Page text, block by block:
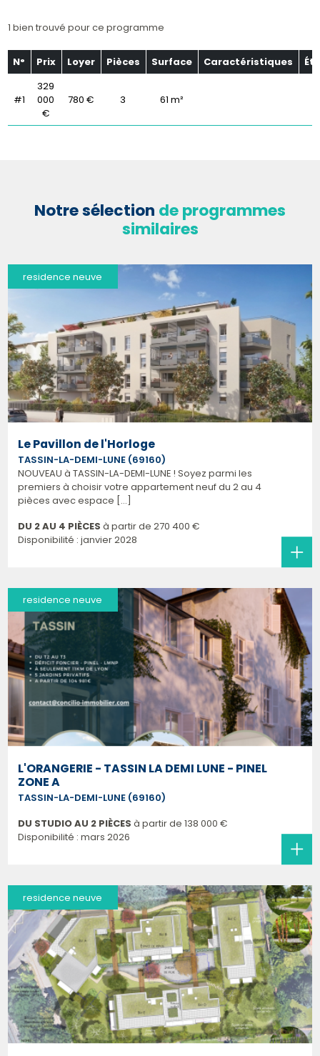
1 bien trouvé pour ce programme
N° Prix Loyer Pièces Surface Caractéristiques
#1
329
000
€
780 € 3 61 m²
Notre sélection de programmes
similaires
residence neuve
Le Pavillon de l'Horloge
TASSIN-LA-DEMI-LUNE (69160)
NOUVEAU à TASSIN-LA-DEMI-LUNE ! Soyez parmi les
premiers à choisir votre appartement neuf du 2 au 4
pièces avec espace [...]
DU 2 AU 4 PIÈCES à partir de 270 400 €
Disponibilité : janvier 2028
residence neuve
L'ORANGERIE - TASSIN LA DEMI LUNE - PINEL
ZONE A
TASSIN-LA-DEMI-LUNE (69160)
DU STUDIO AU 2 PIÈCES à partir de 138 000 €
Disponibilité : mars 2026
residence neuve